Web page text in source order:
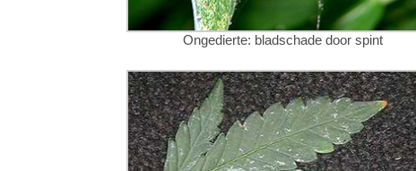
Ongedierte: bladschade door spint